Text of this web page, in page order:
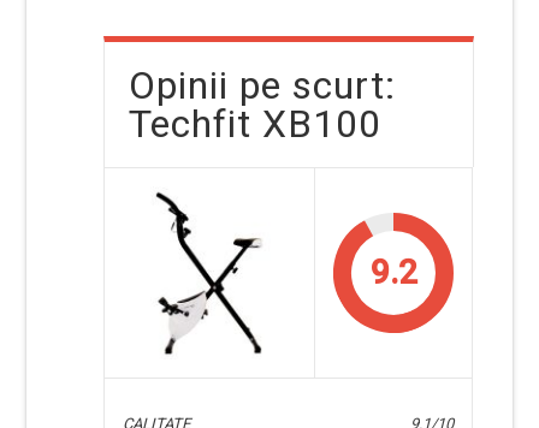
Opinii pe scurt:
Techfit XB100
9.2
CALITATE 9.1/10